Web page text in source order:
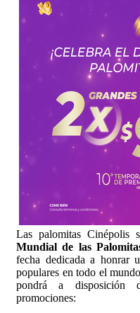
Las palomitas Cinépolis
Mundial de las
fecha dedicada a honrar
populares en todo el
pondrá a disposición
promociones: